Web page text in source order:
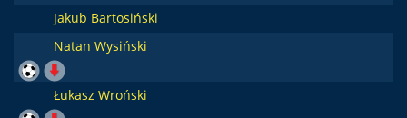
Jakub Bartosiński
Natan Wysiński
Łukasz Wroński